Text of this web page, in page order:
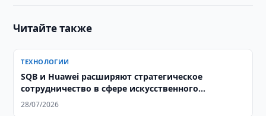
Читайте также
ТЕХНОЛОГИИ
SQB и Huawei расширяют стратегическое
сотрудничество в сфере искусственного
интеллекта
28/07/2026